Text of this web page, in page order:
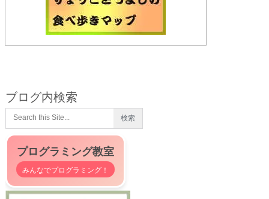
ブログ内検索
プログラミング教室
みんなでプログラミング！